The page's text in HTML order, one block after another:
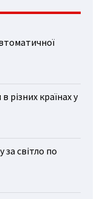
різних країнах у
світло по